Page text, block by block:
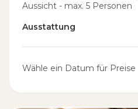
Aussicht - max. 5 Personen
Ausstattung
Wähle ein Datum für Preise